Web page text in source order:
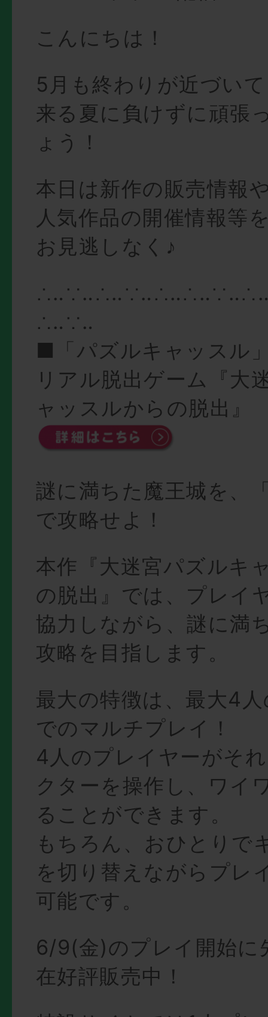
こんにちは！
5月も終わりが近づい
来る夏に負けずに頑張
ょう！
本日は新作の販売情報
人気作品の開催情報等
お見逃しなく♪
∴‥∵‥
■「パズルキャッスル
リアル脱出ゲーム『大
ャッスルからの脱出』
謎に満ちた魔王城を、
で攻略せよ！
本作『大迷宮パズルキ
の脱出』では、プレイ
協力しながら、謎に満
攻略を目指します。
最大の特徴は、最大4
でのマルチプレイ！
4人のプレイヤーがそ
クターを操作し、ワイ
ることができます。
もちろん、おひとりで
を切り替えながらプレ
可能です。
6/9(金)のプレイ開始に
在好評販売中！